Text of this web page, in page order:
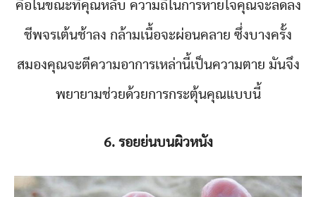
คือในขณะที่คุณหลับ ความถี่ในการหายใจคุณจะลดลง
ชีพจรเต้นช้าลง กล้ามเนื้อจะผ่อนคลาย ซึ่งบางครั้ง
สมองคุณจะตีความอาการเหล่านี้เป็นความตาย มันจึง
พยายามช่วยด้วยการกระตุ้นคุณแบบนี้
6. รอยย่นบนผิวหนัง